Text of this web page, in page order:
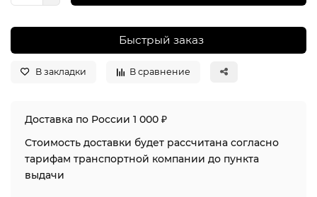
Быстрый заказ
В закладки В сравнение
Доставка по России 1 000 ₽
Стоимость доставки будет рассчитана согласно
тарифам транспортной компании до пункта
выдачи